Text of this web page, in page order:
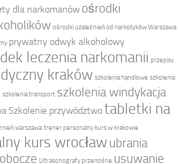
dla narkomanów ośrodki
ośrodki uzależnień od narkotyków Warszawa
prywatny odwyk alkoholowy
leczenia narkomanii przepisy
kraków szkolenia handlowe szkolenia
szkolenia transport szkolenia windykacja
Szkolenie przywództwotabletki na
warszawa trener personalny kurs w krakowie
kurs wrocław ubrania
Ultrasonografy przenośne usuwanie